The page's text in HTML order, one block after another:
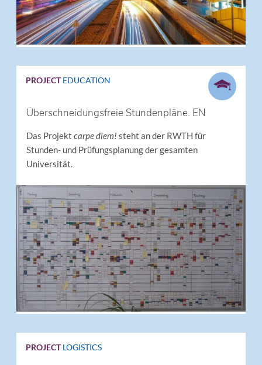
PROJECT EDUCATION
Überschneidungsfreie Stundenpläne. EN
Das Projekt carpe diem! steht an der RWTH für
Stunden- und Prüfungsplanung der gesamten
Universität.
PROJECT LOGISTICS